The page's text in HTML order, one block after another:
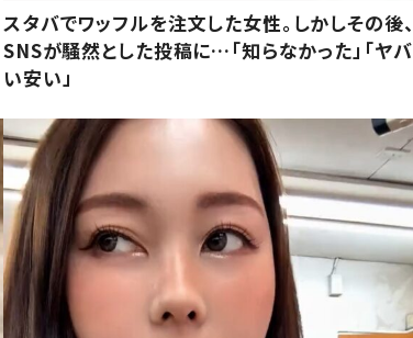
スタバでワッフルを注文した女性。しかしその後、
SNSが騒然とした投稿に…「知らなかった」「ヤバ
い安い」